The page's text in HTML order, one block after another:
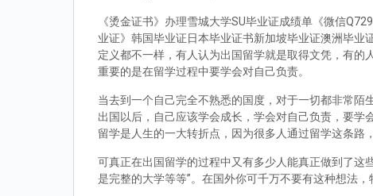
《烫金证书》办理雪城大学SU毕业证成绩单《微信
业证》韩国毕业证日本毕业证书新加坡毕业证澳洲毕
定义都不一样，有人认为出国留学就是取得文凭，有
重要的是在留学过程中要学会对自己负责。
当去到一个自己完全不熟悉的国度，对于一切都非常
出国以后，自己应该学会成长，学会对自己负责，要
留学是人生的一大转折点，因为很多人通过留学这条路
可真正在出国留学的过程中又有多少人能真正做到了这
是完整的大学等等”。在国外你可千万不要有这种想法，